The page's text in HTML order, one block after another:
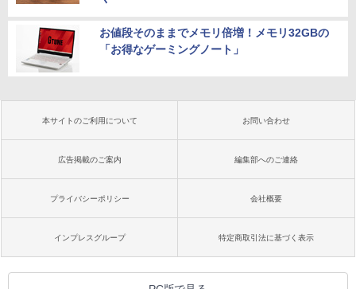
お値段そのままでメモリ倍増！メモリ32GBの
「お得なゲーミングノート」
本サイトのご利用について お問い合わせ
広告掲載のご案内 編集部へのご連絡
プライバシーポリシー 会社概要
インプレスグループ 特定商取引法に基づく表示